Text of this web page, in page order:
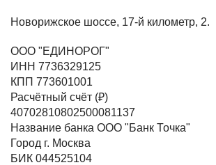
Новорижское шоссе, 17-й километр, 2.
ООО "ЕДИНОРОГ"
ИНН 7736329125
КПП 773601001
Расчётный счёт (₽)
40702810802500081137
Название банка ООО "Банк Точка"
Город г. Москва
БИК 044525104